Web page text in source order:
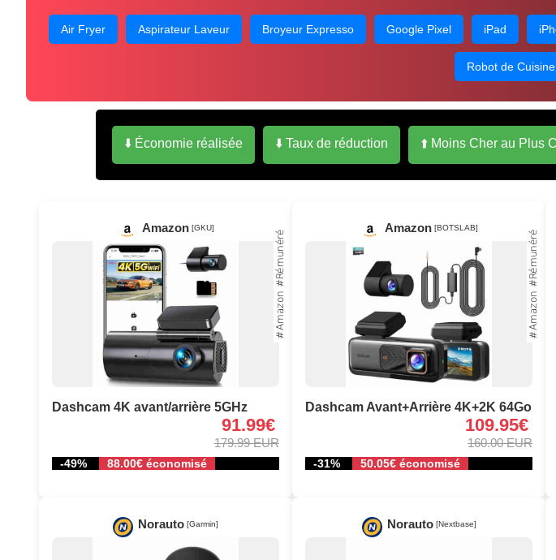
Air Fryer Aspirateur Laveur Broyeur Expresso Google Pixel iPad
Robot de Cuisine
⬇️ Économie réalisée ⬇️ Taux de réduction ⬆️ Moins Cher au Plus
Amazon [GKU]
Dashcam 4K avant/arrière 5GHz
91.99€
179.99 EUR
-49% 88.00€ économisé
Amazon [BOTSLAB]
Dashcam Avant+Arrière 4K+2K 64Go
109.95€
160.00 EUR
-31% 50.05€ économisé
Norauto [Garmin] Norauto [Nextbase]